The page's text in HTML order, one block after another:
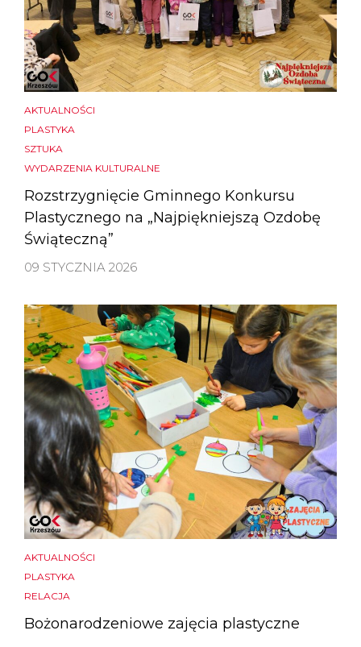
AKTUALNOŚCI
PLASTYKA
SZTUKA
WYDARZENIA KULTURALNE
Rozstrzygnięcie Gminnego Konkursu
Plastycznego na „Najpiękniejszą Ozdobę
Świąteczną”
09 STYCZNIA 2026
AKTUALNOŚCI
PLASTYKA
RELACJA
Bożonarodzeniowe zajęcia plastyczne